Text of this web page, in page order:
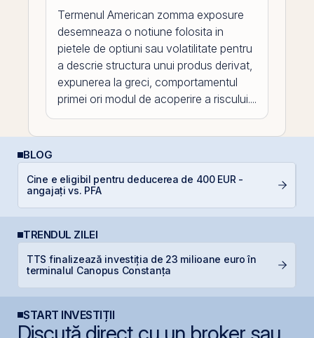
Termenul American zomma exposure
desemneaza o notiune folosita in
pietele de optiuni sau volatilitate pentru
a descrie structura unui produs derivat,
expunerea la greci, comportamentul
primei ori modul de acoperire a riscului....
BLOG
Cine e eligibil pentru deducerea de 400 EUR -
angajați vs. PFA
TRENDUL ZILEI
TTS finalizează investiția de 23 milioane euro în
terminalul Canopus Constanța
START INVESTIȚII